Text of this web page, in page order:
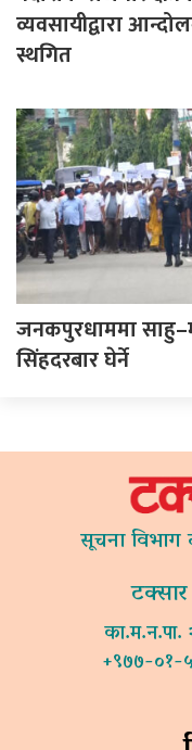
व्यवसायीद्वारा
स्थगित
जनकपुरधाममा
सिंहदरबार घेर्ने
सूचना विभाग
का.म.न.पा.
+९७७-०१-